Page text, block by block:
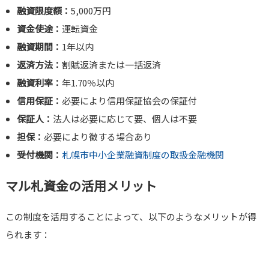
融資限度額：5,000万円
資金使途： 運転資金
融資期間： 1年以内
返済方法：割賦返済または一括返済
融資利率：年1.70％以内
信用保証： 必要により信用保証協会の保証付
保証人：法人は必要に応じて要、個人は不要
担保： 必要により徴する場合あり
受付機関：札幌市中小企業融資制度の取扱金融機関
マル札資金の活用メリット
この制度を活用することによって、以下のようなメリットが得
られます：